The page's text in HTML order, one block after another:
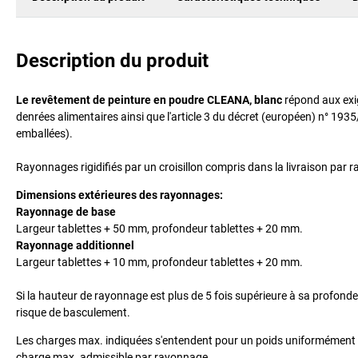
Description du produit
Le revêtement de peinture en poudre CLEANA, blanc répond aux
denrées alimentaires ainsi que l'article 3 du décret (européen) n°
emballées).
Rayonnages rigidifiés par un croisillon compris dans la livraison par
Dimensions extérieures des rayonnages:
Rayonnage de base
Largeur tablettes + 50 mm, profondeur tablettes + 20 mm.
Rayonnage additionnel
Largeur tablettes + 10 mm, profondeur tablettes + 20 mm.
Si la hauteur de rayonnage est plus de 5 fois supérieure à sa
risque de basculement.
Les charges max. indiquées s'entendent pour un poids